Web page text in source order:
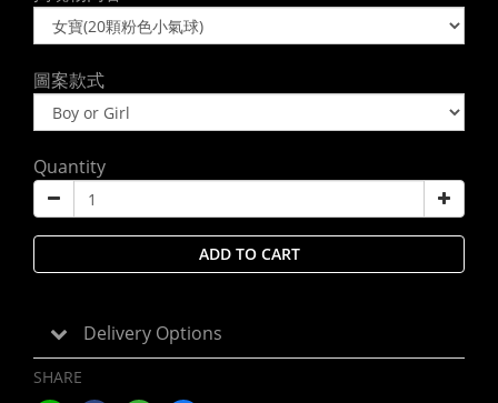
圖案款式
Quantity
ADD TO CART
Delivery Options
SHARE